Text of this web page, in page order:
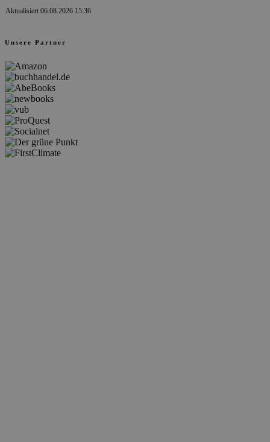
Aktualisiert 06.08.2026 15:36
Unsere Partner